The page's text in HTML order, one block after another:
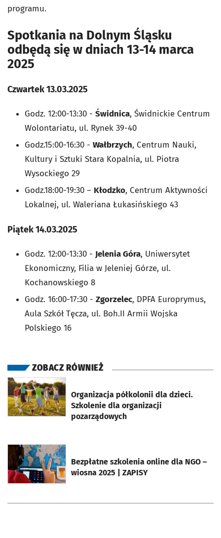
programu.
Spotkania na Dolnym Śląsku
odbędą się w dniach 13-14 marca
2025
Czwartek 13.03.2025
Godz. 12:00-13:30 - Świdnica, Świdnickie Centrum
Wolontariatu, ul. Rynek 39-40
Godz.15:00-16:30 - Wałbrzych, Centrum Nauki,
Kultury i Sztuki Stara Kopalnia, ul. Piotra
Wysockiego 29
Godz.18:00-19:30 – Kłodzko, Centrum Aktywności
Lokalnej, ul. Waleriana Łukasińskiego 43
Piątek 14.03.2025
Godz. 12:00-13:30 - Jelenia Góra, Uniwersytet
Ekonomiczny, Filia w Jeleniej Górze, ul.
Kochanowskiego 8
Godz. 16:00-17:30 - Zgorzelec, DPFA Europrymus,
Aula Szkół Tęcza, ul. Boh.II Armii Wojska
Polskiego 16
ZOBACZ RÓWNIEŻ
Organizacja półkolonii dla dzieci.
Szkolenie dla organizacji
pozarządowych
otworzy się w nowej karcie
Bezpłatne szkolenia online dla NGO –
wiosna 2025 | ZAPISY
otworzy się w nowej karcie